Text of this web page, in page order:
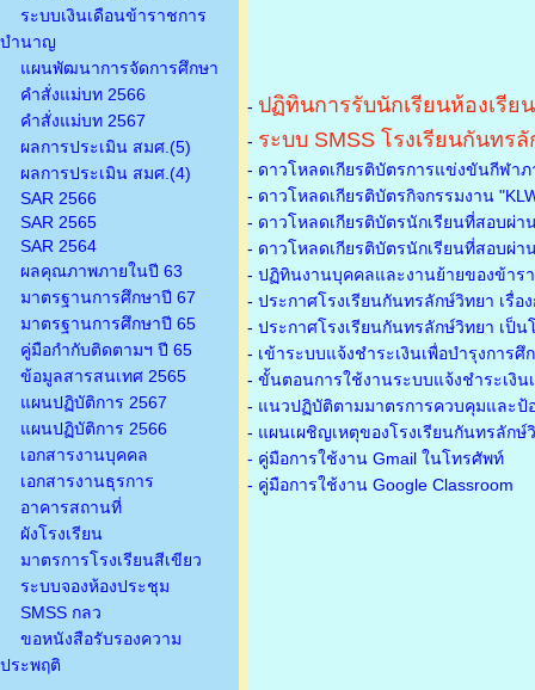
ระบบเงินเดือนข้าราชการ
บำนาญ
แผนพัฒนาการจัดการศึกษา
คำสั่งแม่บท 2566
คำสั่งแม่บท 2567
ผลการประเมิน สมศ.(5)
ผลการประเมิน สมศ.(4)
SAR 2566
SAR 2565
SAR 2564
ผลคุณภาพภายในปี 63
มาตรฐานการศึกษาปี 67
มาตรฐานการศึกษาปี 65
คู่มือกำกับติดตามฯ ปี 65
ข้อมูลสารสนเทศ 2565
แผนปฏิบัติการ 2567
แผนปฏิบัติการ 2566
เอกสารงานบุคคล
เอกสารงานธุรการ
อาคารสถานที่
ผังโรงเรียน
มาตรการโรงเรียนสีเขียว
ระบบจองห้องประชุม
SMSS กลว
ขอหนังสือรับรองความ
ประพฤติ
- ปฏิทินการรับนักเรียนห้องเรีย
- ระบบ SMSS โรงเรียนกันทร
- ดาวโหลดเกียรติบัตรการแข่งขันกีฬา
- ดาวโหลดเกียรติบัตรกิจกรรมงาน
- ดาวโหลดเกียรติบัตรนักเรียนที่สอบผ่
- ดาวโหลดเกียรติบัตรนักเรียนที่สอบผ่
- ปฏิทินงานบุคคลและงานย้ายของข้าร
- ประกาศโรงเรียนกันทรลักษ์วิทยา เรื่
- ประกาศโรงเรียนกันทรลักษ์วิทยา เป็
- เข้าระบบแจ้งชำระเงินเพื่อบำรุงการศึ
- ขั้นตอนการใช้งานระบบแจ้งชำระเงิน
- แนวปฏิบัติตามมาตรการควบคุมและป้
- แผนเผชิญเหตุของโรงเรียนกันทรลัก
- คู่มือการใช้งาน Gmail ในโทรศัพท์
- คู่มือการใช้งาน Google Classroom